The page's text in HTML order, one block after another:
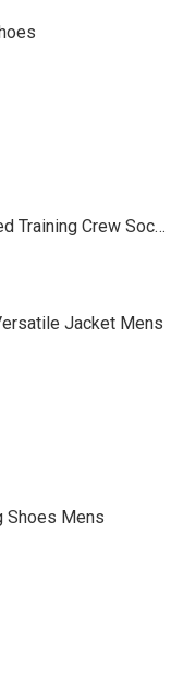
6-Pack Everyday Cushioned Training Crew Socks
Jacket Mens
Shoes Mens